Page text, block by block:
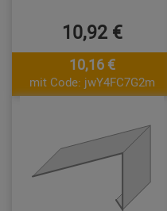
10,92 €
10,16 €
mit Code: jwY4FC7G2m